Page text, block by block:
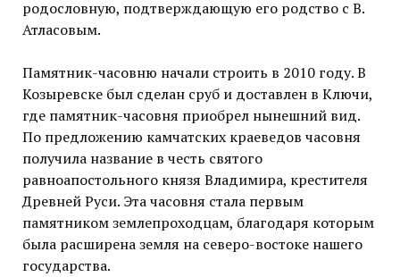
родословную, подтверждающую его родство с В.
Атласовым.
Памятник-часовню начали строить в 2010 году. В
Козыревске был сделан сруб и доставлен в Ключи,
где памятник-часовня приобрел нынешний вид.
По предложению камчатских краеведов часовня
получила название в честь святого
равноапостольного князя Владимира, крестителя
Древней Руси. Эта часовня стала первым
памятником землепроходцам, благодаря которым
была расширена земля на северо-востоке нашего
государства.